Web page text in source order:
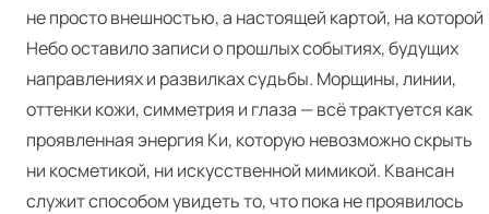
не просто внешностью, а настоящей картой, на которой
Небо оставило записи о прошлых событиях, будущих
направлениях и развилках судьбы. Морщины, линии,
оттенки кожи, симметрия и глаза — всё трактуется как
проявленная энергия Ки, которую невозможно скрыть
ни косметикой, ни искусственной мимикой. Квансан
служит способом увидеть то, что пока не проявилось